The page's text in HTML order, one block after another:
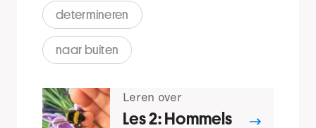
determineren
naar buiten
Leren over
Les 2: Hommels